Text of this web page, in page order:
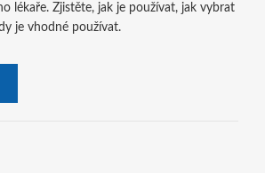
lékaře. Zjistěte, jak je používat, jak vybrat
je vhodné používat.